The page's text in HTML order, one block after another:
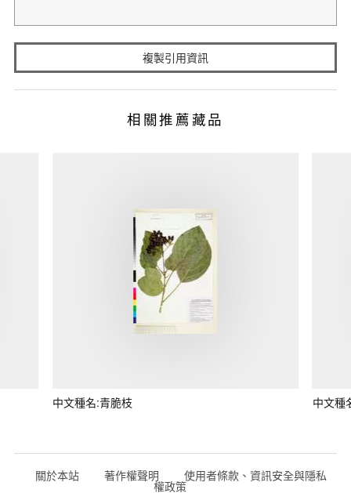
複製引用資訊
相關推薦藏品
中文種名:青脆枝 中文種
關於本站 著作權聲明 使用者條款、資訊安全與隱私
權政策